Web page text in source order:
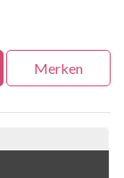
Merken